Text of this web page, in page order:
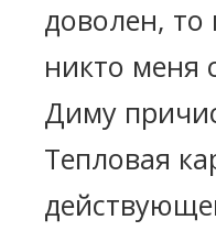
доволен, то
никто меня
Диму
Тепловая